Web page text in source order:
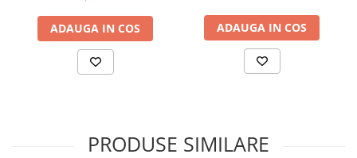
ADAUGA IN COS ADAUGA IN COS
PRODUSE SIMILARE